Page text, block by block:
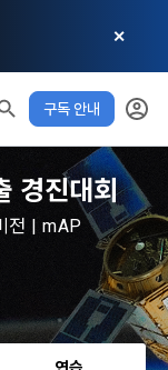
✕
구독 안내
닫기
XP 안내
음 레벨까지 150 XP
용 XP
원” 간에 정보 서
사항을 약속하여
관에 동의해야 하
“회원”이 본 약
은 “회원”이 서비
영요소 가운데 최
이하 ‘데이콘’ 또
상품 추천, 각종
고성 정보를 전자
경진대회
전 | mAP